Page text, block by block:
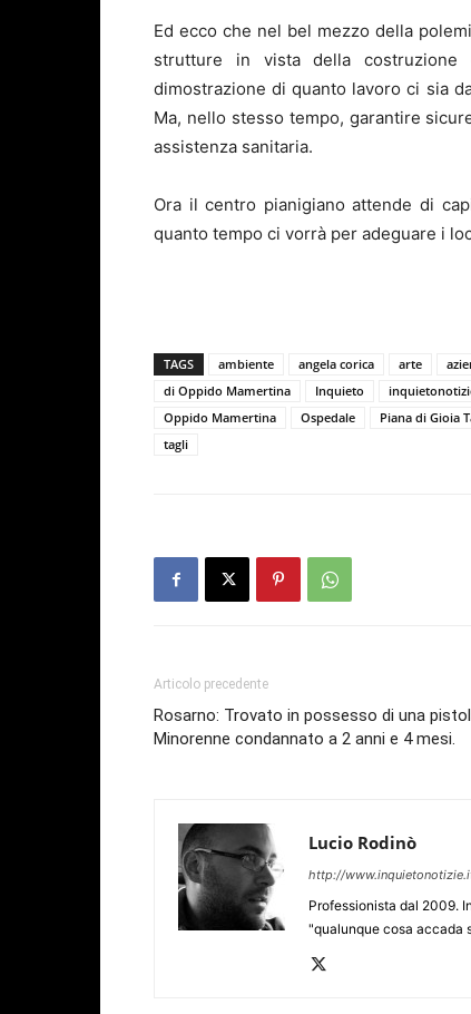
Ed ecco che nel bel mezzo della
strutture in vista della costruzione
dimostrazione di quanto lavoro ci sia
Ma, nello stesso tempo, garantire
assistenza sanitaria.
Ora il centro pianigiano attende di
quanto tempo ci vorrà per adeguare i
TAGS ambiente angela corica arte
di Oppido Mamertina
Inquieto
Oppido Mamertina
Ospedale Piana di Gioia
tagli
Articolo precedente
Rosarno: Trovato in possesso di una
Minorenne condannato a 2 anni e 4 mesi.
Lucio Rodinò
http://
Professionista dal 2009.
"qualunque cosa accada